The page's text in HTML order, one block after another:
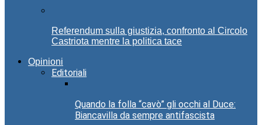
Referendum sulla giustizia, confronto al Circolo
Castriota mentre la politica tace
Opinioni
Editoriali
Quando la folla “cavò” gli occhi al Duce:
Biancavilla da sempre antifascista